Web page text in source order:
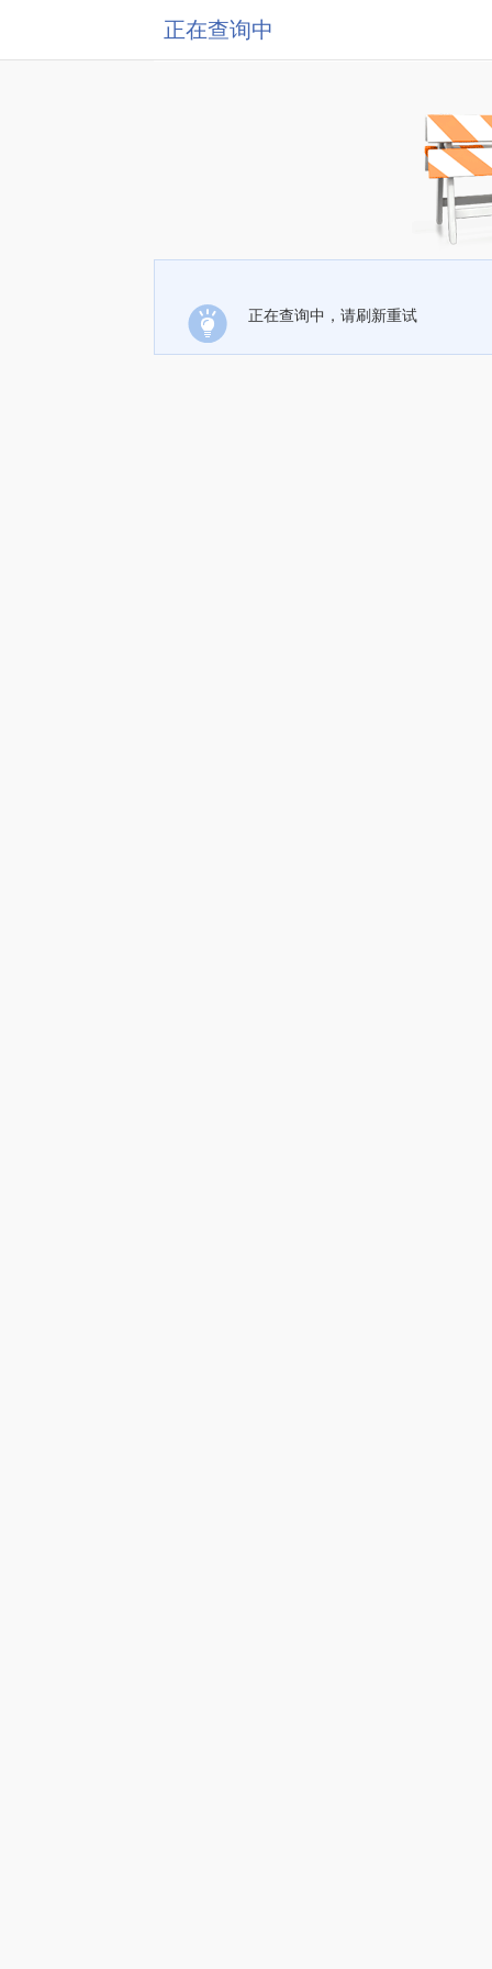
正在查询中
正在查询中，请刷新重试